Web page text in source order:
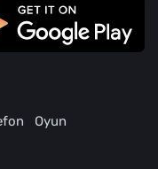
Oyun